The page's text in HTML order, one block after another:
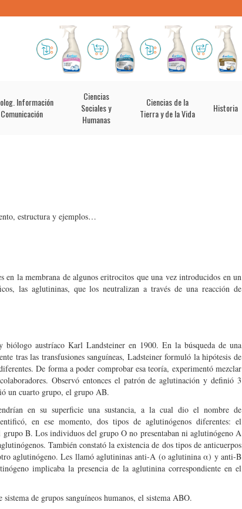
Información
Ciencias
Sociales y
Humanas
Ciencias de la
Tierra y de la Vida
Historia
estructura y ejemplos…
en la membrana de algunos eritrocitos que una vez introducidos en un
las aglutininas, que los neutralizan a través de una reacción de
austríaco Karl Landsteiner en 1900. En la búsqueda de una
tras las transfusiones sanguíneas, Ladsteiner formuló la hipótesis de
De forma a poder comprobar esa teoría, experimentó mezclar
Observó entonces el patrón de aglutinación y definió 3
un cuarto grupo, el grupo AB.
en su superficie una sustancia, a la cual dio el nombre de
en ese momento, dos tipos de aglutinógenos diferentes: el
B. Los individuos del grupo O no presentaban ni aglutinógeno A
También constató la existencia de dos tipos de anticuerpos
aglutinógeno. Les llamó aglutininas anti-A (o aglutinina α) y anti-B
implicaba la presencia de la aglutinina correspondiente en el
de grupos sanguíneos humanos, el sistema ABO.